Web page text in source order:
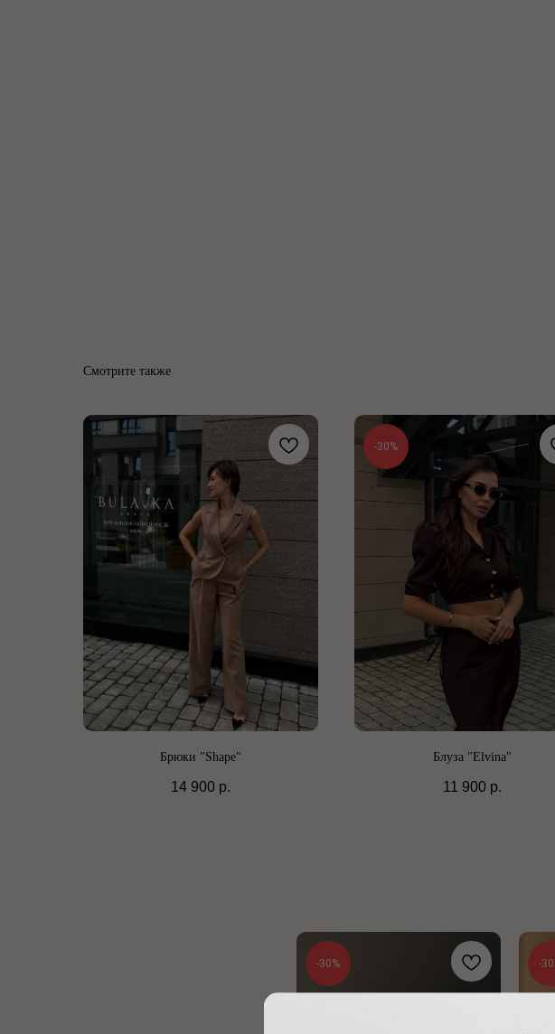
Смотрите также
Брюки "Shape"
14 900 р.
-30%
Блуза "Elvina"
11 900 р.
-30% -